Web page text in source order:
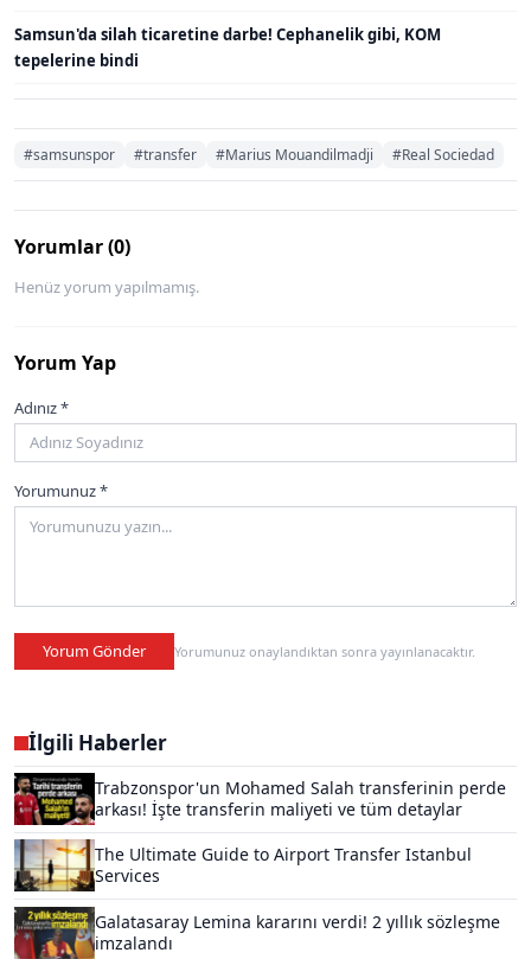
Samsun'da silah ticaretine darbe! Cephanelik gibi, KOM
tepelerine bindi
#samsunspor #transfer #Marius Mouandilmadji #Real Sociedad
Yorumlar (0)
Henüz yorum yapılmamış.
Yorum Yap
Adınız *
Yorumunuz *
Yorum Gönder Yorumunuz onaylandıktan sonra yayınlanacaktır.
İlgili Haberler
Trabzonspor'un Mohamed Salah transferinin perde
arkası! İşte transferin maliyeti ve tüm detaylar
The Ultimate Guide to Airport Transfer Istanbul
Services
Galatasaray Lemina kararını verdi! 2 yıllık sözleşme
imzalandı